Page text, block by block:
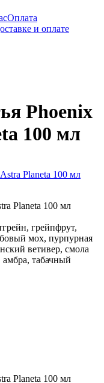
Оплата
и оплате
Phoenix
100 мл
Planeta 100 мл
грейпфрут,
мох, пурпурная
ветивер, смола
табачный
Planeta 100 мл